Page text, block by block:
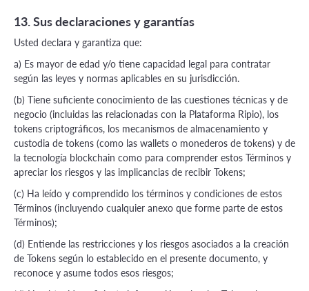
13. Sus declaraciones y garantías
Usted declara y garantiza que:
a) Es mayor de edad y/o tiene capacidad legal para contratar
según las leyes y normas aplicables en su jurisdicción.
(b) Tiene suficiente conocimiento de las cuestiones técnicas y de
negocio (incluidas las relacionadas con la Plataforma Ripio), los
tokens criptográficos, los mecanismos de almacenamiento y
custodia de tokens (como las wallets o monederos de tokens) y de
la tecnología blockchain como para comprender estos Términos y
apreciar los riesgos y las implicancias de recibir Tokens;
(c) Ha leído y comprendido los términos y condiciones de estos
Términos (incluyendo cualquier anexo que forme parte de estos
Términos);
(d) Entiende las restricciones y los riesgos asociados a la creación
de Tokens según lo establecido en el presente documento, y
reconoce y asume todos esos riesgos;